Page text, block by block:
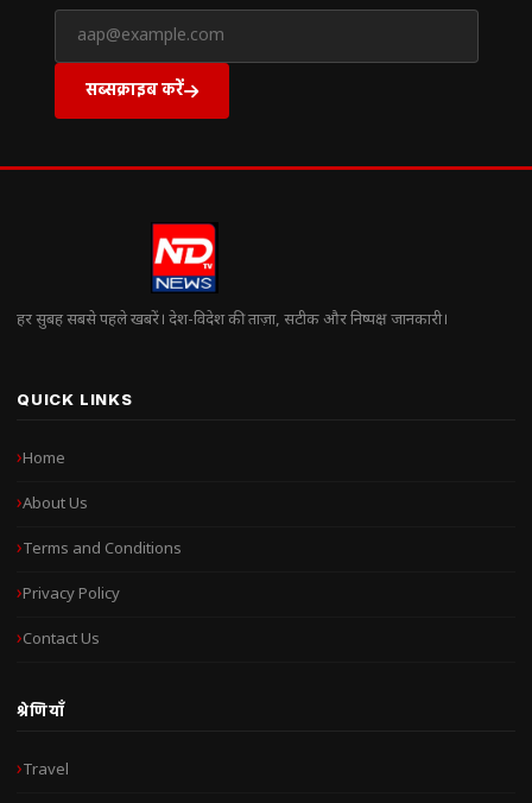
सब्सक्राइब करें
हर सुबह सबसे पहले खबरें। देश-विदेश की ताज़ा, सटीक और निष्पक्ष जानकारी।
QUICK LINKS
Home
About Us
Terms and Conditions
Privacy Policy
Contact Us
श्रेणियाँ
Travel